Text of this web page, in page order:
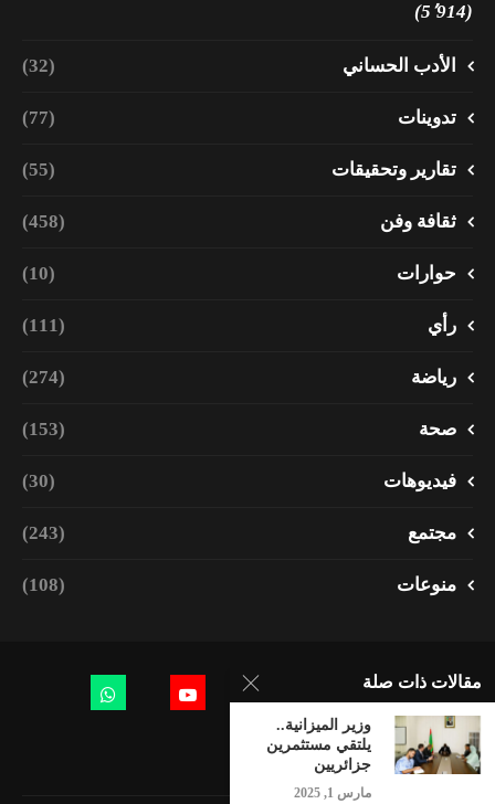
(5٬914)
الأدب الحساني (32)
تدوينات (77)
تقارير وتحقيقات (55)
ثقافة وفن (458)
حوارات (10)
رأي (111)
رياضة (274)
صحة (153)
فيديوهات (30)
مجتمع (243)
منوعات (108)
مقالات ذات صلة
وزير الميزانية..
يلتقي مستثمرين
جزائريين
مارس 1, 2025